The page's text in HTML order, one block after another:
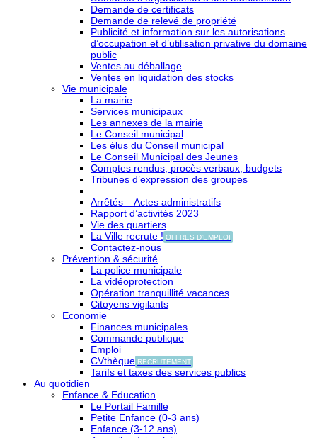
Demande de certificats
Demande de relevé de propriété
Publicité et information sur les autorisations
d’occupation et d’utilisation privative du domaine
public
Ventes au déballage
Ventes en liquidation des stocks
Vie municipale
La mairie
Services municipaux
Les annexes de la mairie
Le Conseil municipal
Les élus du Conseil municipal
Le Conseil Municipal des Jeunes
Comptes rendus, procès verbaux, budgets
Tribunes d’expression des groupes
Arrêtés – Actes administratifs
Rapport d’activités 2023
Vie des quartiers
La Ville recrute ! OFFRES D'EMPLOI
Contactez-nous
Prévention & sécurité
La police municipale
La vidéoprotection
Opération tranquillité vacances
Citoyens vigilants
Economie
Finances municipales
Commande publique
Emploi
CVthèque RECRUTEMENT
Tarifs et taxes des services publics
Au quotidien
Enfance & Education
Le Portail Famille
Petite Enfance (0-3 ans)
Enfance (3-12 ans)